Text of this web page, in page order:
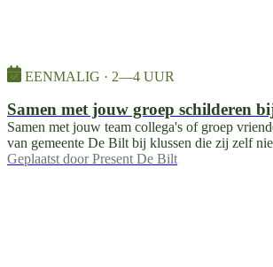
EENMALIG · 2—4 UUR
Samen met jouw groep schilderen
Samen met jouw team collega's of groep
van gemeente De Bilt bij klussen die zij zelf
Geplaatst door Present De Bilt